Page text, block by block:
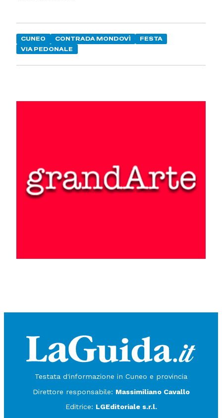
CUNEO CONTRADA MONDOVÌ
FESTA
VIA PEDONALE
Testata d'informazione in Cuneo e provincia
Direttore responsabile: Massimiliano Cavallo
Editrice: LGEditoriale s.r.l.